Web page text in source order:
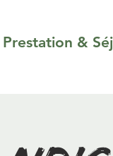
Prestation &